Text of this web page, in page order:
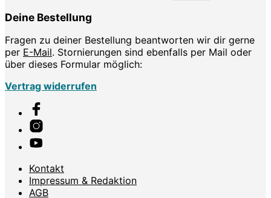
Deine Bestellung
Fragen zu deiner Bestellung beantworten wir dir gerne
per E-Mail. Stornierungen sind ebenfalls per Mail oder
über dieses Formular möglich:
Vertrag widerrufen
Kontakt
Impressum & Redaktion
AGB